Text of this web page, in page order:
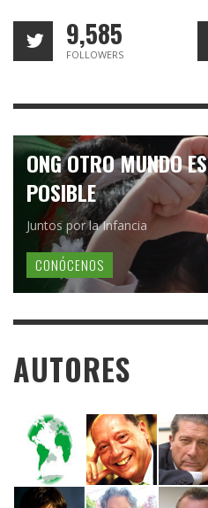
9,585
FOLLOWERS
ONG OTRO MUNDO ES
POSIBLE
Juntos por la Infancia
CONÓCENOS
AUTORES